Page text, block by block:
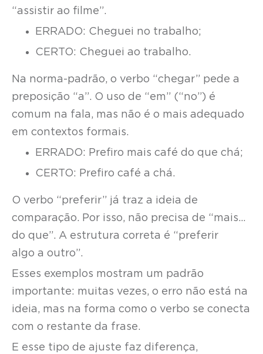
“assistir ao filme”.
ERRADO: Cheguei no trabalho;
CERTO: Cheguei ao trabalho.
Na norma-padrão, o verbo “chegar” pede a
preposição “a”. O uso de “em” (“no”) é
comum na fala, mas não é o mais adequado
em contextos formais.
ERRADO: Prefiro mais café do que chá;
CERTO: Prefiro café a chá.
O verbo “preferir” já traz a ideia de
comparação. Por isso, não precisa de “mais…
do que”. A estrutura correta é “preferir
algo a outro”.
Esses exemplos mostram um padrão
importante: muitas vezes, o erro não está na
ideia, mas na forma como o verbo se conecta
com o restante da frase.
E esse tipo de ajuste faz diferença,